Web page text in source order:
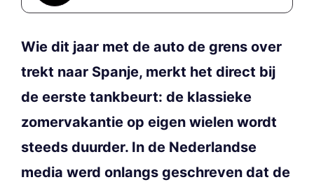
Wie dit jaar met de auto de grens over
trekt naar Spanje, merkt het direct bij
de eerste tankbeurt: de klassieke
zomervakantie op eigen wielen wordt
steeds duurder. In de Nederlandse
media werd onlangs geschreven dat de